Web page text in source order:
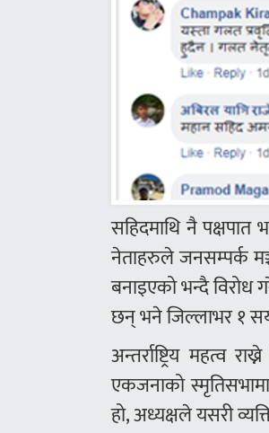
सहिदमाथि नै पक्षपात
नेताहरुले जनसम्पर्क
बनाइएको भन्दै विरोध
छन् भने जिल्लाभर १
अन्तर्राष्ट्रिय महत्व
एकजनाको
हो, अध्यक्षले यसरी